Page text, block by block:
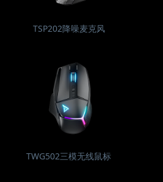
TSP202降噪麦克风
TWG502三模无线鼠标